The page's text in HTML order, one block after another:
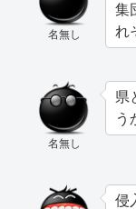
名無し
集
れ
名無し
県
う
侵